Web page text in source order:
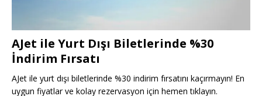
AJet ile Yurt Dışı Biletlerinde %30
İndirim Fırsatı
AJet ile yurt dışı biletlerinde %30 indirim fırsatını kaçırmayın! En
uygun fiyatlar ve kolay rezervasyon için hemen tıklayın.